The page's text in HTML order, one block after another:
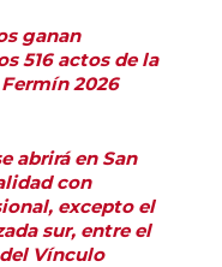
ganan
516 actos de la
2026
abrirá en San
con
excepto el
sur, entre el
Vínculo